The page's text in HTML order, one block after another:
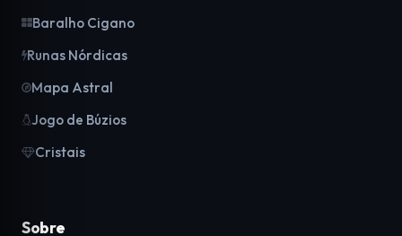
Baralho Cigano
Runas Nórdicas
Mapa Astral
Jogo de Búzios
Cristais
Sobre